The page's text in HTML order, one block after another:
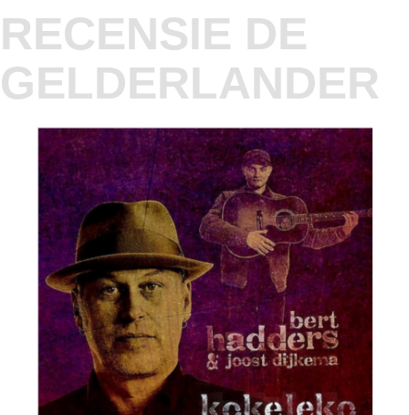
RECENSIE DE
GELDERLANDER